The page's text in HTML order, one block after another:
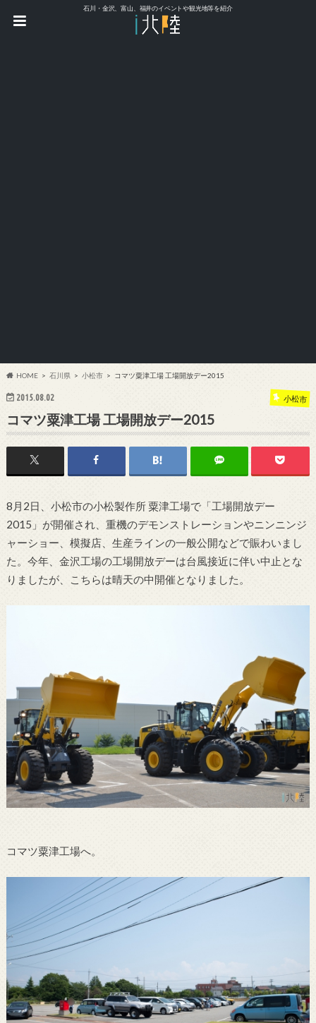
石川・金沢、富山、福井のイベントや観光地等を紹介
HOME 石川県 小松市 コマツ粟津工場 工場開放デー2015
2015.08.02 小松市
コマツ粟津工場 工場開放デー2015
8月2日、小松市の小松製作所 粟津工場で「工場開放デー
2015」が開催され、重機のデモンストレーションやニンニンジ
ャーショー、模擬店、生産ラインの一般公開などで賑わいまし
た。今年、金沢工場の工場開放デーは台風接近に伴い中止とな
りましたが、こちらは晴天の中開催となりました。
コマツ粟津工場へ。